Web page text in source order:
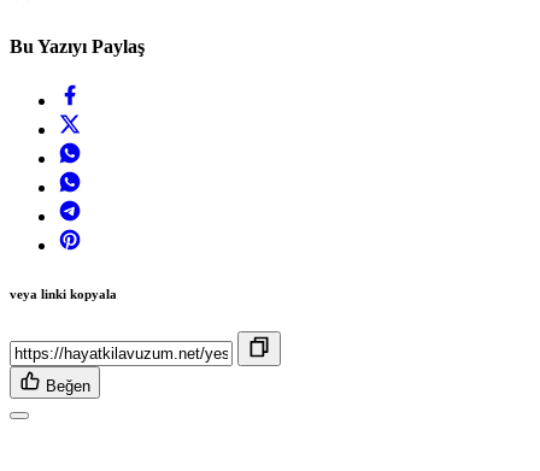
Bu Yazıyı Paylaş
veya linki kopyala
Beğen